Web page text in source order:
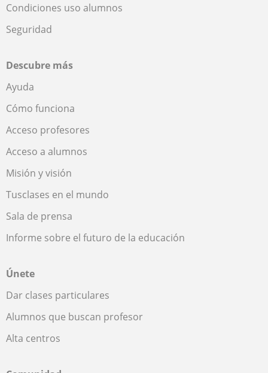
Condiciones uso alumnos
Seguridad
Descubre más
Ayuda
Cómo funciona
Acceso profesores
Acceso a alumnos
Misión y visión
Tusclases en el mundo
Sala de prensa
Informe sobre el futuro de la educación
Únete
Dar clases particulares
Alumnos que buscan profesor
Alta centros